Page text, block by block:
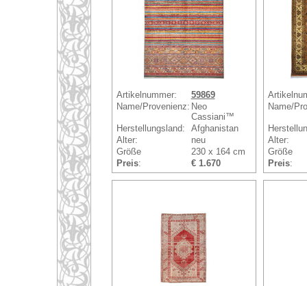
Artikelnummer:
59869
Name/Provenienz: Neo
Cassiani™
Herstellungsland:
Afghanistan
Alter:
neu
Größe
230 x 164 cm
Preis: € 1.670
Name/
Alter:
Größe
Preis: